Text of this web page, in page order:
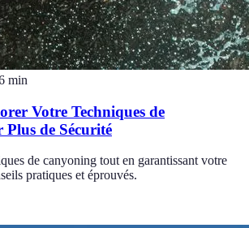
min
Votre Techniques de
de Sécurité
de canyoning tout en garantissant votre
pratiques et éprouvés.